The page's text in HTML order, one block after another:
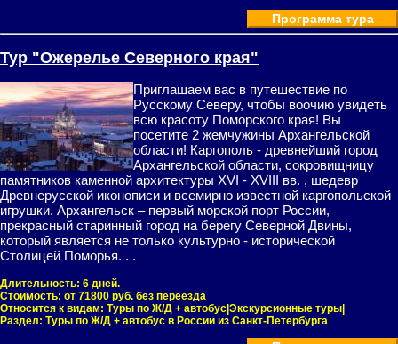
Программа тура
Тур "Ожерелье Северного края"
Приглашаем вас в путешествие по
Русскому Северу, чтобы воочию увидеть
всю красоту Поморского края! Вы
посетите 2 жемчужины Архангельской
области! Каргополь - древнейший город
Архангельской области, сокровищницу
памятников каменной архитектуры XVI - XVIII вв. , шедевр
Древнерусской иконописи и всемирно известной каргопольской
игрушки. Архангельск – первый морской порт России,
прекрасный старинный город на берегу Северной Двины,
который является не только культурно - исторической
Столицей Поморья. . .
Длительность: 6 дней.
Стоимость: от 71800 руб. без переезда
Относится к видам: Туры по Ж/Д + автобус|Экскурсионные туры|
Раздел: Туры по Ж/Д + автобус в России из Санкт-Петербурга